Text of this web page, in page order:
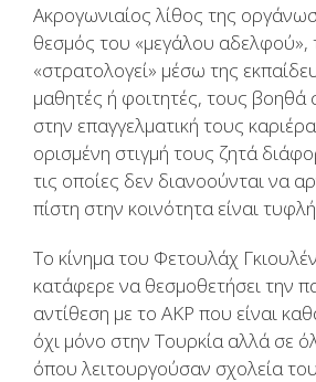
Ακρογωνιαίος λίθος της
θεσμός του «μεγάλου αδελφού»,
«στρατολογεί» μέσω της
μαθητές ή φοιτητές, τους βοηθά
στην επαγγελματική τους
ορισμένη στιγμή τους ζητά
τις οποίες δεν διανοούνται να
πίστη στην κοινότητα είναι
Το κίνημα του Φετουλάχ
κατάφερε να θεσμοθετήσει την
αντίθεση με το ΑΚΡ που είναι
όχι μόνο στην Τουρκία αλλά σε
όπου λειτουργούσαν σχολεία